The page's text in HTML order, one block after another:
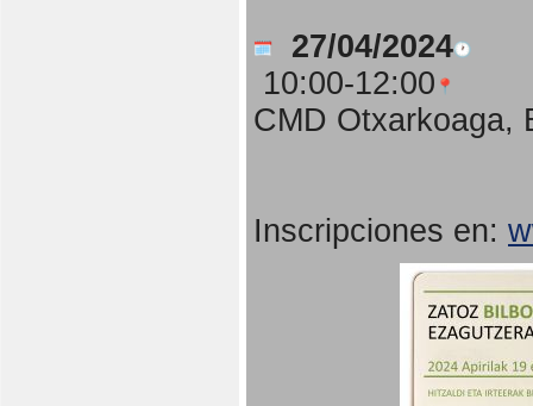
27/04/2024
10:00-12:00
CMD Otxarkoaga,
Inscripciones en: